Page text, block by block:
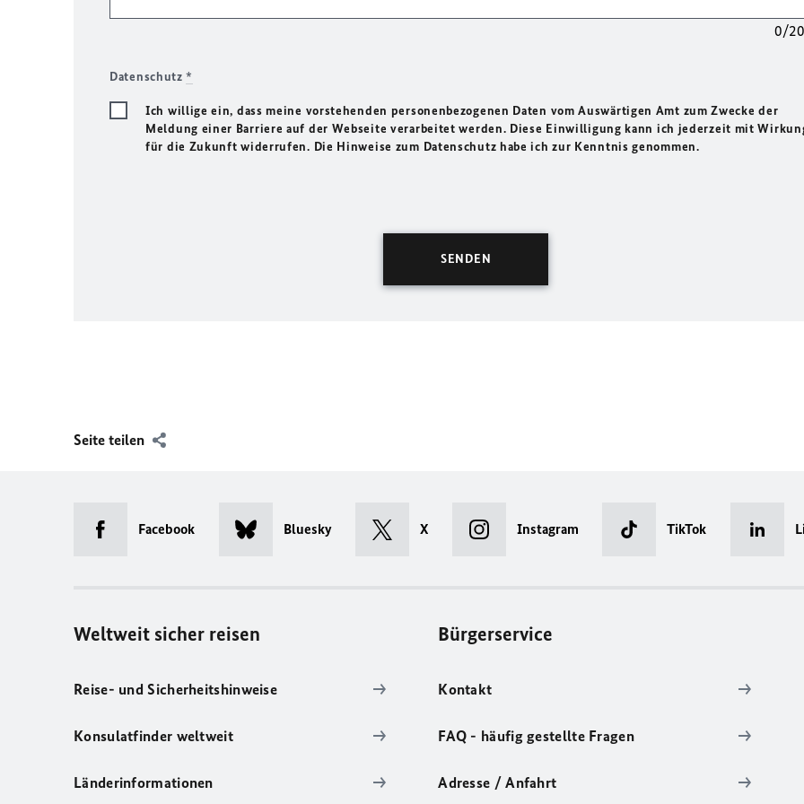
0/
Datenschutz*
Ich willige ein, dass meine vorstehenden personenbezogenen Daten vom Auswärtigen Amt zum Zwecke der
Meldung einer Barriere auf der Webseite verarbeitet werden. Diese Einwilligung kann ich jederzeit mit
für die Zukunft widerrufen. Die Hinweise zum Datenschutz habe ich zur Kenntnis genommen.
Seite teilen
Facebook Bluesky X Instagram TikTok
Weltweit sicher reisen
Reise- und Sicherheitshinweise
Konsulatfinder weltweit
Länderinformationen
Bürgerservice
Kontakt
FAQ - häufig gestellte Fragen
Adresse / Anfahrt